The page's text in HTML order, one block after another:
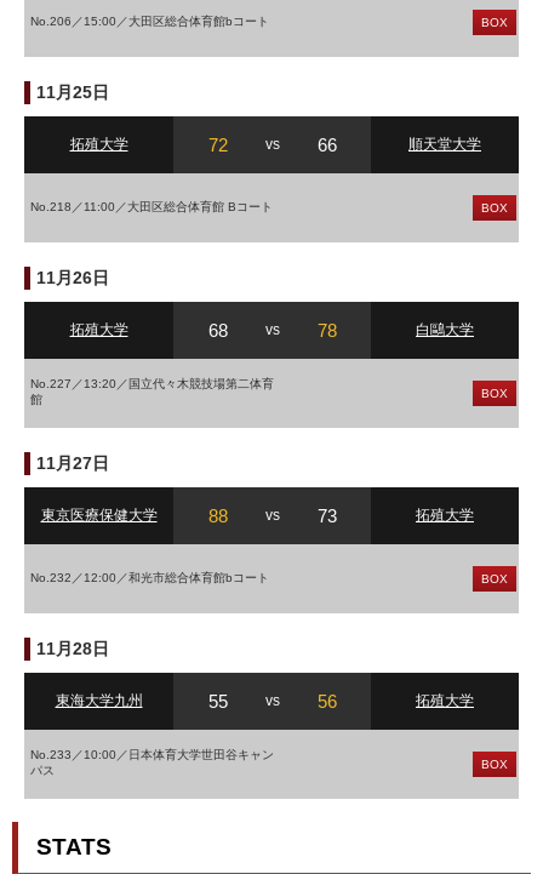
No.206／15:00／大田区総合体育館bコート BOX
11月25日
拓殖大学 72 vs 66 順天堂大学
No.218／11:00／大田区総合体育館 Bコート BOX
11月26日
拓殖大学 68 vs 78 白鷗大学
No.227／13:20／国立代々木競技場第二体育
館
BOX
11月27日
東京医療保健大学 88 vs 73 拓殖大学
No.232／12:00／和光市総合体育館bコート BOX
11月28日
東海大学九州 55 vs 56 拓殖大学
No.233／10:00／日本体育大学世田谷キャン
パス
BOX
STATS